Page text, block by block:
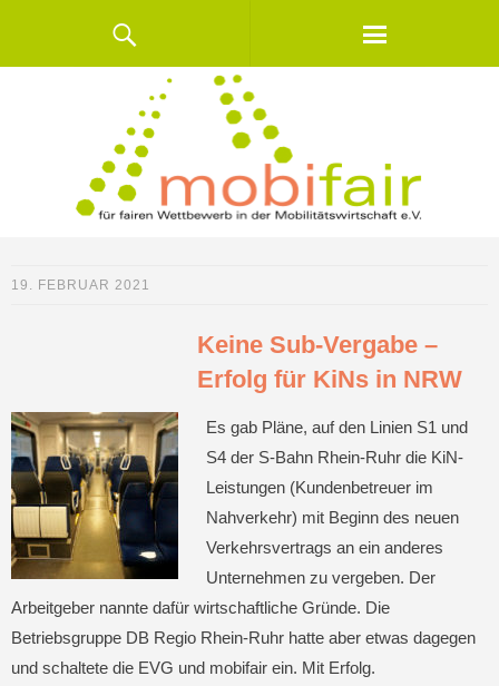
19. FEBRUAR 2021
Keine Sub-Vergabe –
Erfolg für KiNs in NRW
Es gab Pläne, auf den Linien S1 und
S4 der S-Bahn Rhein-Ruhr die KiN-
Leistungen (Kundenbetreuer im
Nahverkehr) mit Beginn des neuen
Verkehrsvertrags an ein anderes
Unternehmen zu vergeben. Der
Arbeitgeber nannte dafür wirtschaftliche Gründe. Die
Betriebsgruppe DB Regio Rhein-Ruhr hatte aber etwas dagegen
und schaltete die EVG und mobifair ein. Mit Erfolg.